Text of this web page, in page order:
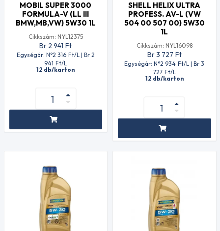
MOBIL SUPER 3000
FORMULA-V (LL III
BMW,MB,VW) 5W30 1L
Cikkszám: NYL12375
Br 2 941 Ft
Egységár: N°2 316 Ft/L | Br 2
941 Ft/L
12 db/karton
SHELL HELIX ULTRA
PROFESS. AV-L (VW
504 00 507 00) 5W30
1L
Cikkszám: NYL16098
Br 3 727 Ft
Egységár: N°2 934 Ft/L | Br 3
727 Ft/L
12 db/karton